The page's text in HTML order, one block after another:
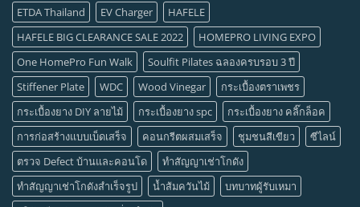
ETDA Thailand
EV Charger
HAFELE
HAFELE BIG CLEARANCE SALE 2022
HOMEPRO LIVING EXPO
One HomePro Fun Walk
Soulfit Pilates ฉลองครบรอบ 3 ปี
Stiffener Plate
WDC Wood Vinegar
กระเบื้องตราเพชร
กระเบื้องยาง DIY ลายไม้
กระเบื้องยาง spc
กระเบื้องยาง คลิ๊กล็อค
การก่อสร้างแบบเบ็ดเสร็จ
คอนกรีตผสมเสร็จ ชุมชนสีเขียว
ซีไลน์
ตรวจ Defect บ้านและคอนโด
ทำสัญญาเช่าโกดัง
ทำสัญญาเช่าโกดังสำเร็จรูป
น้ำส้มควันไม้
บทบาทผู้รับเหมา